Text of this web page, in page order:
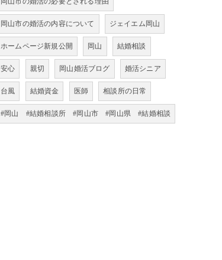
岡山市の婚活の内容について ジェイエム岡山
ホームページ新規公開 岡山 結婚相談
安心 親切 岡山婚活ブログ 婚活シニア
台風 結婚資金 医師 相談所の日常
#岡山 #結婚相談所 #岡山市 #岡山県 #結婚相談